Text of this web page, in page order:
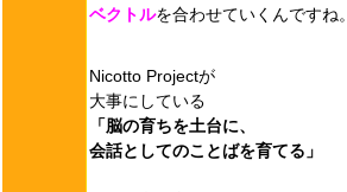
ベクトルを合わせていくんですね。
Nicotto Projectが
大事にしている
「脳の育ちを土台に、
会話としてのことばを育てる」